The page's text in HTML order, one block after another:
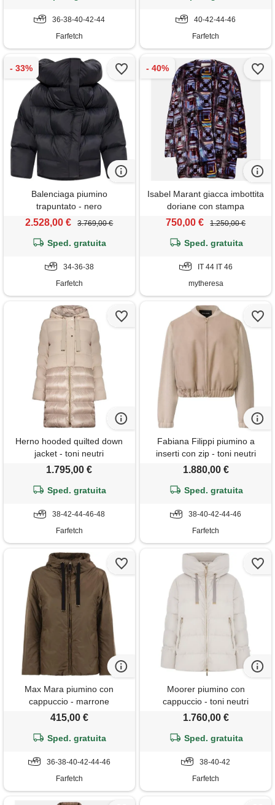
36-38-40-42-44
Farfetch
40-42-44-46
Farfetch
Balenciaga piumino
trapuntato - nero
2.528,00 € 3.769,00 €
Sped. gratuita
34-36-38
Farfetch
Isabel Marant giacca imbottita
doriane con stampa
750,00 € 1.250,00 €
Sped. gratuita
IT 44 IT 46
mytheresa
Herno hooded quilted down
jacket - toni neutri
1.795,00 €
Sped. gratuita
38-42-44-46-48
Farfetch
Fabiana Filippi piumino a
inserti con zip - toni neutri
1.880,00 €
Sped. gratuita
38-40-42-44-46
Farfetch
Max Mara piumino con
cappuccio - marrone
415,00 €
Sped. gratuita
36-38-40-42-44-46
Farfetch
Moorer piumino con
cappuccio - toni neutri
1.760,00 €
Sped. gratuita
38-40-42
Farfetch